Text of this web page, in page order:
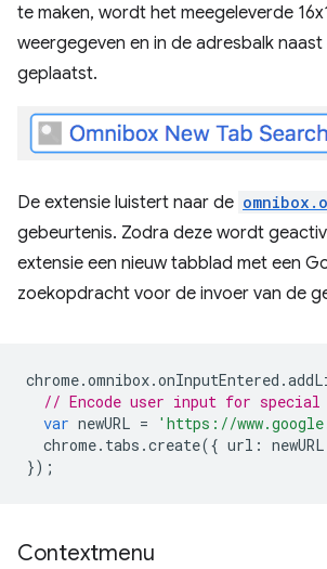
te maken, wordt het meegeleverde
weergegeven en in de adresbalk
geplaatst.
De extensie luistert naar de
gebeurtenis. Zodra deze wordt
extensie een nieuw tabblad met een
zoekopdracht voor de invoer van de
chrome.omnibox.onInputEntered .
// Encode user input for
var newURL = 'https://
chrome. tabs .create({ url : newURL
});
Contextmenu